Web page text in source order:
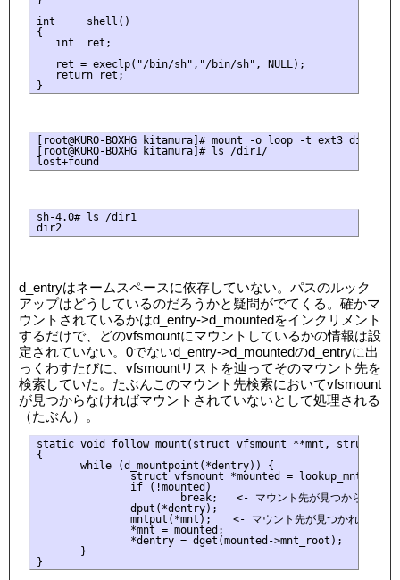
int     shell()
{
   int  ret;
   ret = execlp("/bin/sh","/bin/sh", NULL);
   return ret;
[root@KURO-BOXHG kitamura]# mount -o loop -t ext3 disk /
[root@KURO-BOXHG kitamura]# ls /dir1/
sh-4.0# ls /dir1
dir2
d_entryはネームスペースに依存していない。パスのルック
アップはどうしているのだろうかと疑問がでてくる。確かマ
ウントされているかはd_entry->d_mountedをインクリメント
するだけで、どのvfsmountにマウントしているかの情報は設
定されていない。0でないd_entry->d_mountedのd_entryに出
っくわすたびに、vfsmountリストを辿ってそのマウント先を
検索していた。たぶんこのマウント先検索においてvfsmount
が見つからなければマウントされていないとして処理される
（たぶん）。
static void follow_mount(struct vfsmount **mnt, struct
{
       while (d_mountpoint(*dentry)) {
struct vfsmount *mounted =
               if (!mounted)
break;   <- マウント先が見つからなけれ
               dput(*dentry);
mntput(*mnt);　　<- マウント先が見つかれば
               *mnt = mounted;
               *dentry = dget(mounted->mnt_root);
       }